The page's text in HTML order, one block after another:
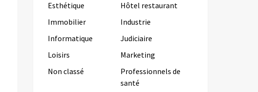
Esthétique
Hôtel restaurant
Immobilier
Industrie
Informatique
Judiciaire
Loisirs
Marketing
Non classé
Professionnels de
santé